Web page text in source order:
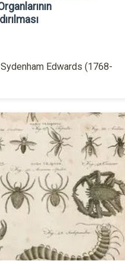
Sydenham Edwards (1768-